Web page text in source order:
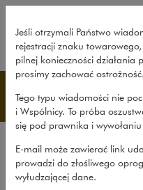
Seminarium
Jeśli otrzymali Państwo
rejestracji znaku
pilnej konieczności działania
prosimy zachować ostrożność.
Tego typu wiadomości nie
i Wspólnicy. To próba
się pod prawnika i
E-mail może zawierać link
prowadzi do złośliwego
wyłudzającej dane.